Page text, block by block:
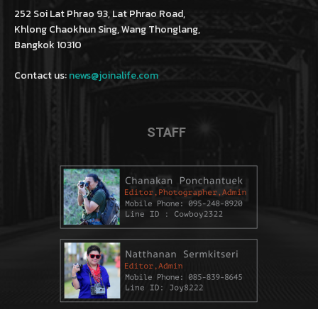
252 Soi Lat Phrao 93, Lat Phrao Road,
Khlong Chaokhun Sing, Wang Thonglang,
Bangkok 10310
Contact us:news@joinalife.com
STAFF